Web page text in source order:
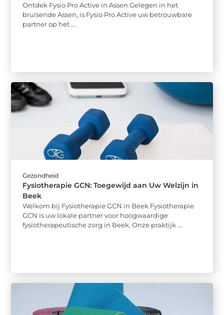
Ontdek Fysio Pro Active in Assen Gelegen in het
bruisende Assen, is Fysio Pro Active uw betrouwbare
partner op het ...
Gezondheid
Fysiotherapie GCN: Toegewijd aan Uw Welzijn in
Beek
Welkom bij Fysiotherapie GCN in Beek Fysiotherapie
GCN is uw lokale partner voor hoogwaardige
fysiotherapeutische zorg in Beek. Onze praktijk ...